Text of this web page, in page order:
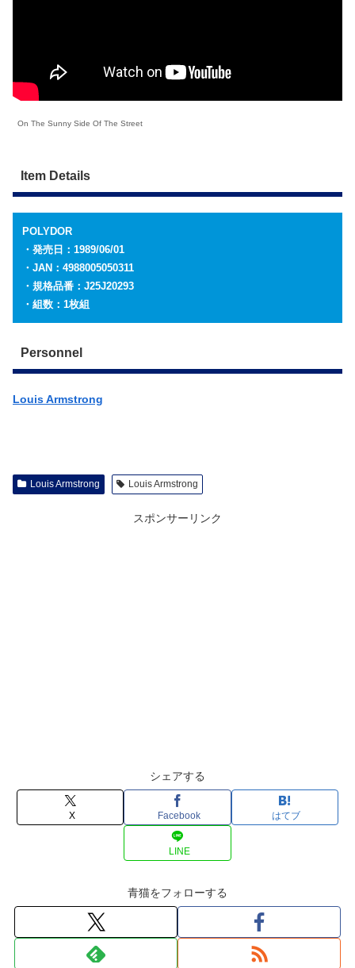
On The Sunny Side Of The Street
Item Details
POLYDOR
・発売日：1989/06/01
・JAN：4988005050311
・規格品番：J25J20293
・組数：1枚組
Personnel
Louis Armstrong
Louis Armstrong Louis Armstrong
スポンサーリンク
シェアする
X Facebook はてブ
LINE
青猫をフォローする